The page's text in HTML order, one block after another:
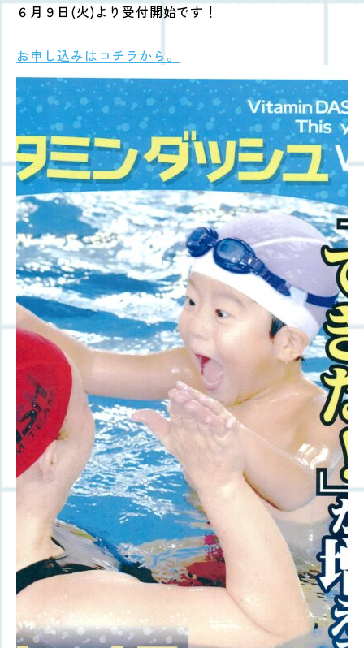
６月９日(火)より受付開始です！
お申し込みはコチラから。